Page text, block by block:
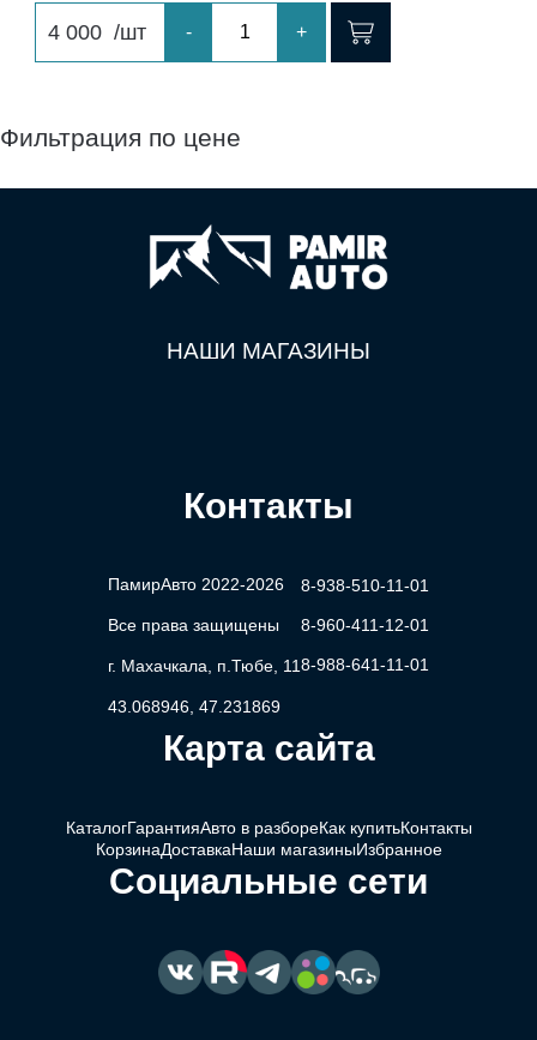
4 000 /шт - +
Фильтрация по цене
НАШИ МАГАЗИНЫ
Контакты
ПамирАвто 2022-2026
Все права защищены
г. Махачкала, п.Тюбе, 11
43.068946, 47.231869
8-938-510-11-01
8-960-411-12-01
8-988-641-11-01
Карта сайта
КаталогГарантияАвто в разбореКак купитьКонтакты
КорзинаДоставкаНаши магазиныИзбранное
Социальные сети